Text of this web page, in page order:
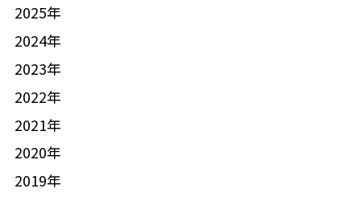
2025年
2024年
2023年
2022年
2021年
2020年
2019年